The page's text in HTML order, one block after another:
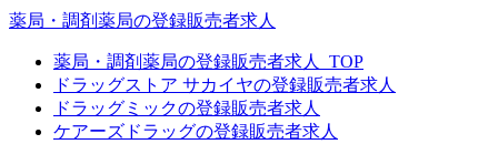
薬局・調剤薬局の登録販売者求人
薬局・調剤薬局の登録販売者求人_TOP
ドラッグストア サカイヤの登録販売者求人
ドラッグミックの登録販売者求人
ケアーズドラッグの登録販売者求人